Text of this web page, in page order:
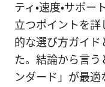
ティ・速度・サポ
立つポイントを詳
的な選び方ガイド
た。結論から言う
ンダード」が最